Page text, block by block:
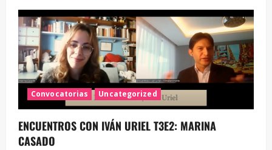
Convocatorias Uncategorized
ENCUENTROS CON IVÁN URIEL T3E2: MARINA
CASADO